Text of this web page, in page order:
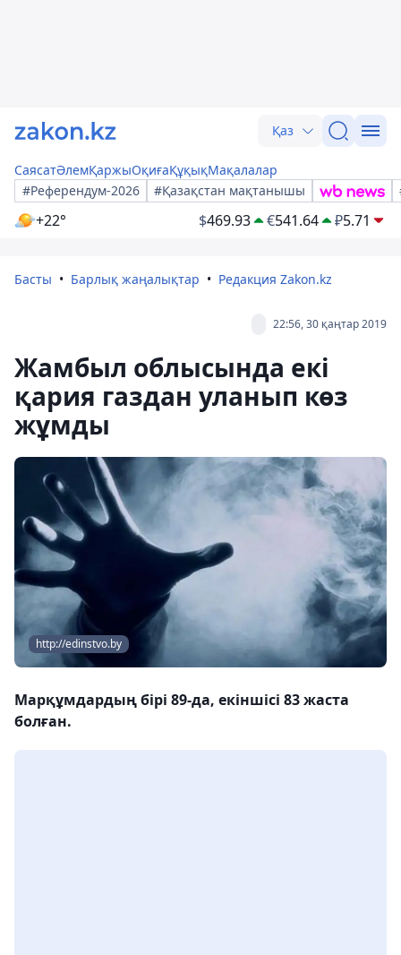
Қаз
СаясатӘлемҚаржыОқиғаҚұқықМақалалар
#Референдум-2026
#Қазақстан мақтанышы
+22° $469.93 €541.64 ₽5.71
Басты Барлық жаңалықтар Редакция Zakon.kz
22:56, 30 қаңтар 2019
Жамбыл облысында екі
қария газдан уланып көз
жұмды
http://edinstvo.by
Марқұмдардың бірі 89-да, екіншісі 83 жаста
болған.